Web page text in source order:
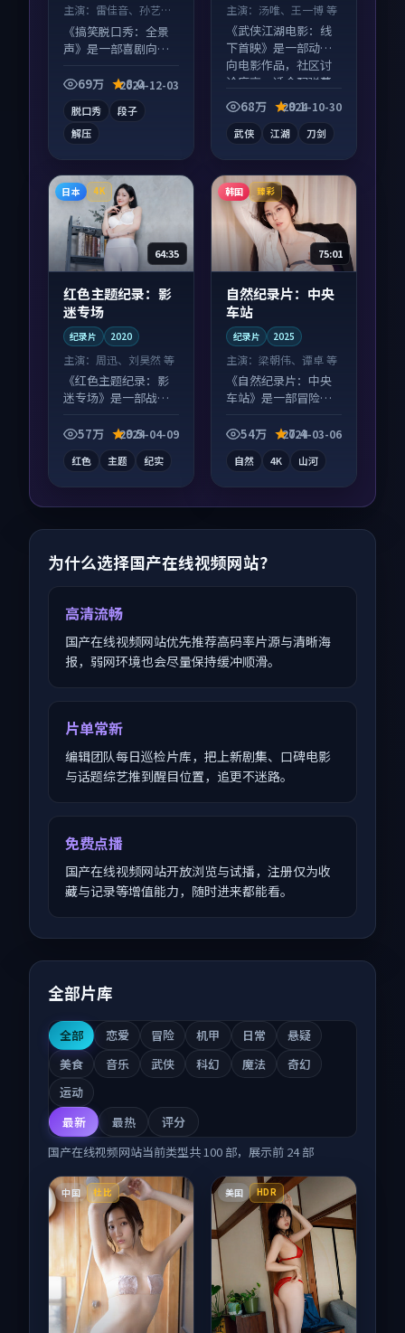
主演： 雷佳音、孙艺珍
等
《搞笑脱口秀：全景
声》是一部喜剧向综
层推进，尾声常有情
69万 8.0
2024-12-03
脱口秀
段子
解压
主演： 汤唯、王一博 等
《武侠江湖电影：线
下首映》是一部动作
向电影作品，社区讨
论度高，适合配弹幕
观看。
68万 9.1
2024-10-30
武侠 江湖 刀剑
日本 4K
64:35
红色主题纪录：影
迷专场
纪录片 2020
主演： 周迅、刘昊然 等
《红色主题纪录：影
迷专场》是一部战争
物成长为内核，情感
57万 9.5
2024-04-09
红色 主题 纪实
韩国 臻彩
75:01
自然纪录片：中央
车站
纪录片 2025
主演：梁朝伟、谭卓 等
《自然纪录片：中央
车站》是一部冒险向
成长为内核，情感戏
54万 7.4
2024-03-06
自然 4K 山河
为什么选择国产在线视频网站？
高清流畅
国产在线视频网站优先推荐高码率片源与清晰海
报，弱网环境也会尽量保持缓冲顺滑。
片单常新
编辑团队每日巡检片库，把上新剧集、口碑电影
与话题综艺推到醒目位置，追更不迷路。
免费点播
国产在线视频网站开放浏览与试播，注册仅为收
藏与记录等增值能力，随时进来都能看。
全部片库
全部 恋爱 冒险 机甲 日常
悬疑
美食
音乐 武侠 科幻 魔法
奇幻
运动
最新
最热
评分
国产在线视频网站当前类型共 100 部，展示前 24部
中国 杜比 美国 HDR